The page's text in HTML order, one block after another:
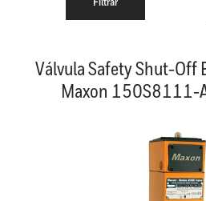
Válvula Safety Shut-Off
Maxon 150S8111-